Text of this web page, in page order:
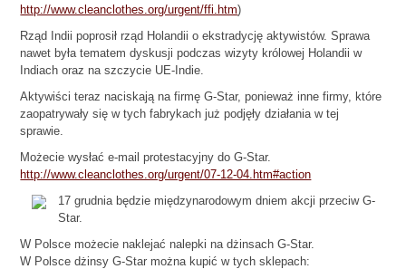
http://www.cleanclothes.org/urgent/ffi.htm)
Rząd Indii poprosił rząd Holandii o ekstradycję aktywistów. Sprawa
nawet była tematem dyskusji podczas wizyty królowej Holandii w
Indiach oraz na szczycie UE-Indie.
Aktywiści teraz naciskają na firmę G-Star, ponieważ inne firmy, które
zaopatrywały się w tych fabrykach już podjęły działania w tej
sprawie.
Możecie wysłać e-mail protestacyjny do G-Star.
http://www.cleanclothes.org/urgent/07-12-04.htm#action
17 grudnia będzie międzynarodowym dniem akcji przeciw G-
Star.
W Polsce możecie naklejać nalepki na dżinsach G-Star.
W Polsce dżinsy G-Star można kupić w tych sklepach: